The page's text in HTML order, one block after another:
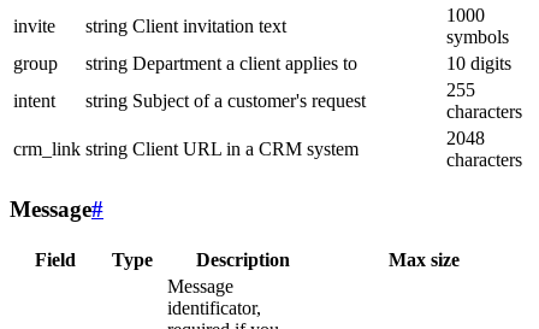
invite
string Client invitation text
1000
symbols
group
string Department a client applies to
10 digits
intent
string Subject of a customer's request
255
characters
crm_link string Client URL in a CRM system
2048
characters
Message#
Field Type Description Max size
Message
identificator,